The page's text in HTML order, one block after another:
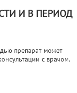
И В ПЕРИОД
препарат может
с врачом.